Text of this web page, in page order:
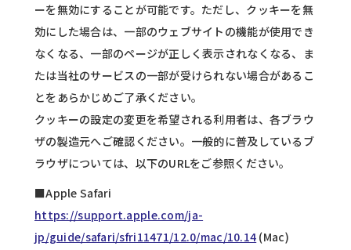
ーを無効にすることが可能です。ただし、クッキーを無
効にした場合は、一部のウェブサイトの機能が使用でき
なくなる、一部のページが正しく表示されなくなる、ま
たは当社のサービスの一部が受けられない場合があるこ
とをあらかじめご了承ください。
クッキーの設定の変更を希望される利用者は、各ブラウ
ザの製造元へご確認ください。一般的に普及しているブ
ラウザについては、以下のURLをご参照ください。
■Apple Safari
https://support.apple.com/ja-
jp/guide/safari/sfri11471/12.0/mac/10.14 (Mac)